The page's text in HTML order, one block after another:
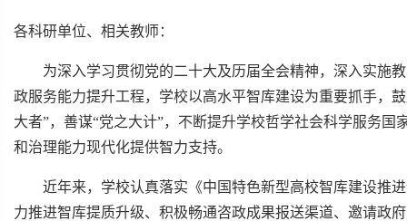
各科研单位、相关教师：
为深入学习贯彻党的二十大及历届全会精神，深入实施
政服务能力提升工程，学校以高水平智库建设为重要抓手，
大者”，善谋“党之大计”，不断提升学校哲学社会科学服务
和治理能力现代化提供智力支持。
近年来，学校认真落实《中国特色新型高校智库建设推
力推进智库提质升级、积极畅通咨政成果报送渠道、邀请政